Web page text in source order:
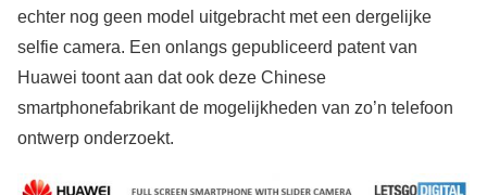
echter nog geen model uitgebracht met een dergelijke
selfie camera. Een onlangs gepubliceerd patent van
Huawei toont aan dat ook deze Chinese
smartphonefabrikant de mogelijkheden van zo’n telefoon
ontwerp onderzoekt.